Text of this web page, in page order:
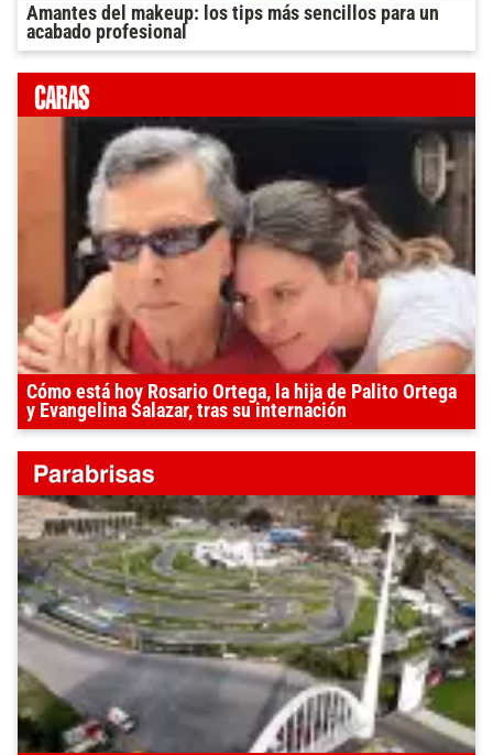
Amantes del makeup: los tips más sencillos para un
acabado profesional
Cómo está hoy Rosario Ortega, la hija de Palito Ortega
y Evangelina Salazar, tras su internación